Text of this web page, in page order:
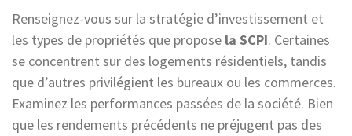
Renseignez-vous sur la stratégie d’investissement et
les types de propriétés que propose la SCPI. Certaines
se concentrent sur des logements résidentiels, tandis
que d’autres privilégient les bureaux ou les commerces.
Examinez les performances passées de la société. Bien
que les rendements précédents ne préjugent pas des